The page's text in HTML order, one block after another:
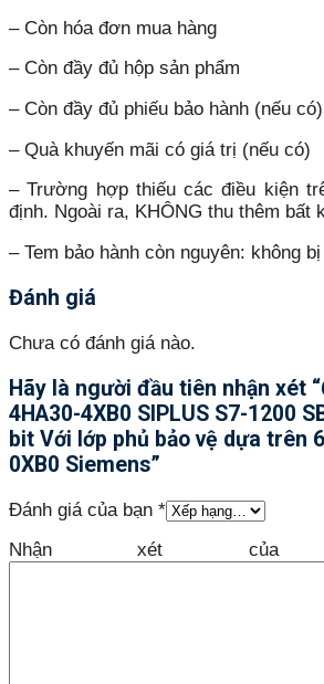
– Còn hóa đơn mua hàng
– Còn đầy đủ hộp sản phẩm
– Còn đầy đủ phiếu bảo hành (nếu
– Quà khuyến mãi có giá trị (nếu có)
– Trường hợp thiếu các điều kiện
định. Ngoài ra, KHÔNG thu thêm bất
– Tem bảo hành còn nguyên: không
Đánh giá
Chưa có đánh giá nào.
Hãy là người đầu tiên nhận xét
4HA30-4XB0 SIPLUS S7-1200
bit Với lớp phủ bảo vệ dựa trên
0XB0 Siemens”
Đánh giá của bạn *
Nhận xét